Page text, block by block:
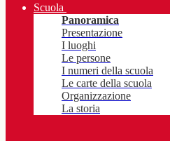
Scuola
Panoramica
Presentazione
I luoghi
Le persone
I numeri della scuola
Le carte della scuola
Organizzazione
La storia